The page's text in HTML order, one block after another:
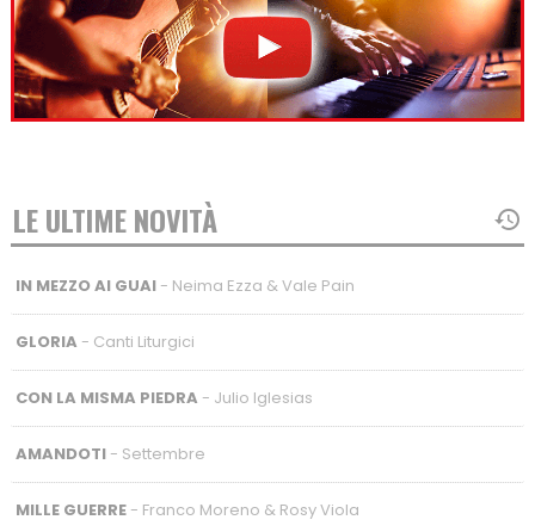
LE ULTIME NOVITÀ
IN MEZZO AI GUAI- Neima Ezza & Vale Pain
GLORIA - Canti Liturgici
CON LA MISMA PIEDRA - Julio Iglesias
AMANDOTI- Settembre
MILLE GUERRE- Franco Moreno & Rosy Viola